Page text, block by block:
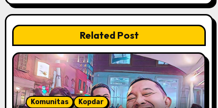
a
t
i
o
n
Related Post
Komunitas Kopdar